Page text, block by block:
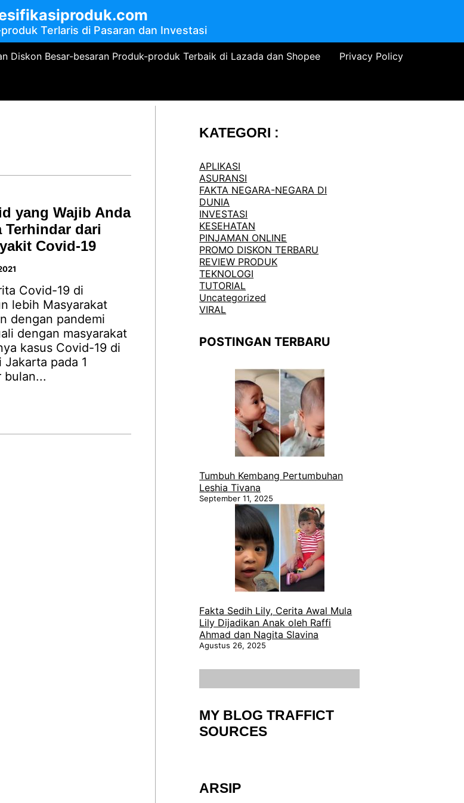
Terlaris di Pasaran dan Investasi
Diskon Besar-besaran Produk-produk Terbaik di Lazada dan Shopee Privacy Policy
yang Wajib Anda
Terhindar dari
Covid-19
Covid-19 di
lebih Masyarakat
dengan pandemi
dengan masyarakat
kasus Covid-19 di
pada 1
bulan...
KATEGORI :
APLIKASI
ASURANSI
FAKTA NEGARA-NEGARA DI
DUNIA
INVESTASI
KESEHATAN
PINJAMAN ONLINE
PROMO DISKON TERBARU
REVIEW PRODUK
TEKNOLOGI
TUTORIAL
Uncategorized
VIRAL
POSTINGAN TERBARU
Tumbuh Kembang Pertumbuhan
Leshia Tivana
September 11, 2025
Fakta Sedih Lily, Cerita Awal Mula
Lily Dijadikan Anak oleh Raffi
Ahmad dan Nagita Slavina
Agustus 26, 2025
MY BLOG TRAFFICT
SOURCES
ARSIP